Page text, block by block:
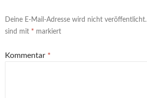
Deine E-Mail-Adresse wird nicht veröffentlicht.
sind mit * markiert
Kommentar *